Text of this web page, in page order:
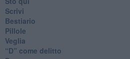
Scrivi
Bestiario
Pillole
Veglia
​“D” come delitto